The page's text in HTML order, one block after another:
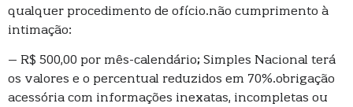
qualquer procedimento de ofício.não cumprimento à
intimação:
– R$ 500,00 por mês-calendário; Simples Nacional terá
os valores e o percentual reduzidos em 70%.obrigação
acessória com informações inexatas, incompletas ou